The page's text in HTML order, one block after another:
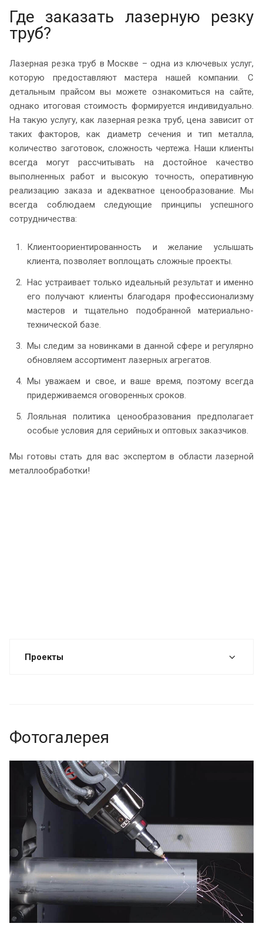
Где заказать лазерную резку
труб?
Лазерная резка труб в Москве – одна из ключевых услуг,
которую предоставляют мастера нашей компании. С
детальным прайсом вы можете ознакомиться на сайте,
однако итоговая стоимость формируется индивидуально.
На такую услугу, как лазерная резка труб, цена зависит от
таких факторов, как диаметр сечения и тип металла,
количество заготовок, сложность чертежа. Наши клиенты
всегда могут рассчитывать на достойное качество
выполненных работ и высокую точность, оперативную
реализацию заказа и адекватное ценообразование. Мы
всегда соблюдаем следующие принципы успешного
сотрудничества:
Клиентоориентированность и желание услышать
клиента, позволяет воплощать сложные проекты.
Нас устраивает только идеальный результат и именно
его получают клиенты благодаря профессионализму
мастеров и тщательно подобранной материально-
технической базе.
Мы следим за новинками в данной сфере и регулярно
обновляем ассортимент лазерных агрегатов.
Мы уважаем и свое, и ваше время, поэтому всегда
придерживаемся оговоренных сроков.
Лояльная политика ценообразования предполагает
особые условия для серийных и оптовых заказчиков.
Мы готовы стать для вас экспертом в области лазерной
металлообработки!
Проекты
Фотогалерея